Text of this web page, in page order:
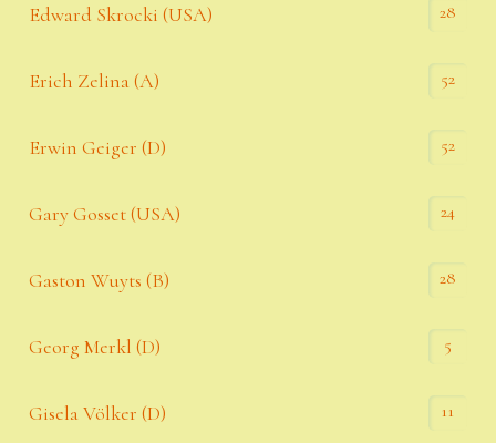
Edward Skrocki (USA) 28
Erich Zelina (A) 52
Erwin Geiger (D) 52
Gary Gosset (USA) 24
Gaston Wuyts (B) 28
Georg Merkl (D) 5
Gisela Völker (D) 11